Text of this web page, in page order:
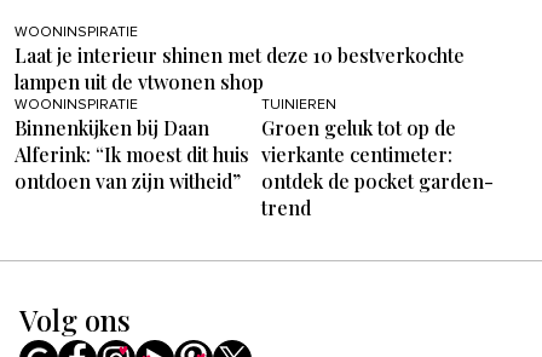
WOONINSPIRATIE
Laat je interieur shinen met deze 10 bestverkochte
lampen uit de vtwonen shop
WOONINSPIRATIE
Binnenkijken bij Daan
Alferink: “Ik moest dit huis
ontdoen van zijn witheid”
TUINIEREN
Groen geluk tot op de
vierkante centimeter:
ontdek de pocket garden-
trend
Volg ons